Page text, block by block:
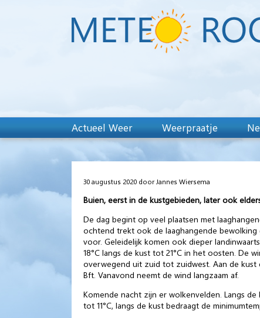
Actueel Weer Weerpraatje
30 augustus 2020 door Jannes Wiersema
Buien, eerst in de kustgebieden, later ook
De dag begint op veel plaatsen met
ochtend trekt ook de laaghangende
voor. Geleidelijk komen ook dieper
18°C langs de kust tot 21°C in het oosten. De
overwegend uit zuid tot zuidwest. Aan de kust
Bft. Vanavond neemt de wind langzaam af.
Komende nacht zijn er wolkenvelden. Langs
tot 11°C, langs de kust bedraagt de